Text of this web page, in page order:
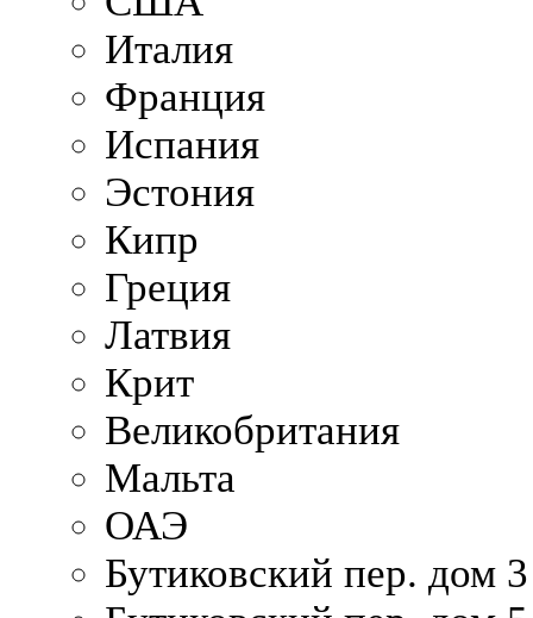
Италия
Франция
Испания
Эстония
Кипр
Греция
Латвия
Крит
Великобритания
Мальта
ОАЭ
Бутиковский пер. дом 3